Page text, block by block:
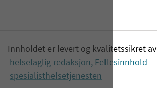
Innholdet er levert og kvalitetssikret av
helsefaglig redaksjon, Fellesinnhold
spesialisthelsetjenesten